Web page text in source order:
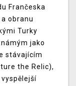
Frančeska
obranu
Turky
jako
stávajícím
the Relic),